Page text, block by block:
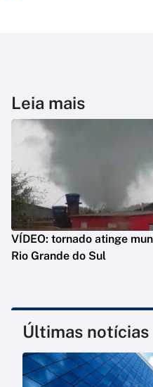
Leia mais
VÍDEO: tornado atinge
Rio Grande do Sul
Últimas notícias